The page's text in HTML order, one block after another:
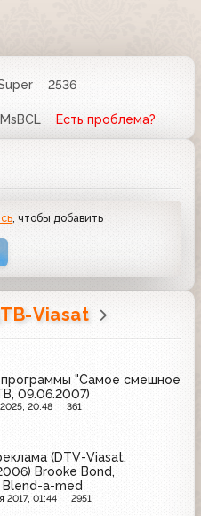
2536
Есть проблема?
, чтобы добавить
Viasat
"Самое смешное
09.06.2007)
20:48 361
(DTV-Viasat,
Brooke Bond,
Blend-a-med
2017, 01:44 2951